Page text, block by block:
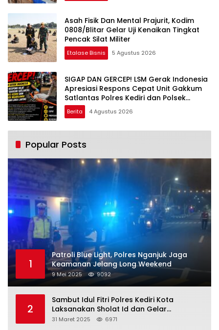
Asah Fisik Dan Mental Prajurit, Kodim
0808/Blitar Gelar Uji Kenaikan Tingkat
Pencak Silat Militer
Etalase Bisnis 5 Agustus 2026
SIGAP DAN GERCEP! LSM Gerak Indonesia
Apresiasi Respons Cepat Unit Gakkum
Satlantas Polres Kediri dan Polsek
Ngadiluwih dalam Penanganan
Kecelakaan Lalu Lintas
Berita 4 Agustus 2026
Popular Posts
1
Patroli Blue Light, Polres Nganjuk Jaga
Keamanan Jelang Long Weekend
9 Mei 2025 9092
2
Sambut Idul Fitri Polres Kediri Kota
Laksanakan Sholat Id dan Gelar
Halalbihalal
31 Maret 2025 6971